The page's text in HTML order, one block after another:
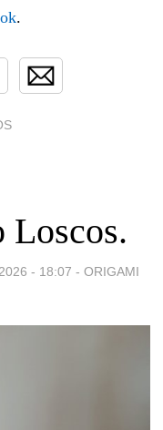
.
Loscos.
- 18:07 - ORIGAMI